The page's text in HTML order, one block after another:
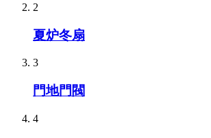
2
夏炉冬扇
3
門地門閥
4